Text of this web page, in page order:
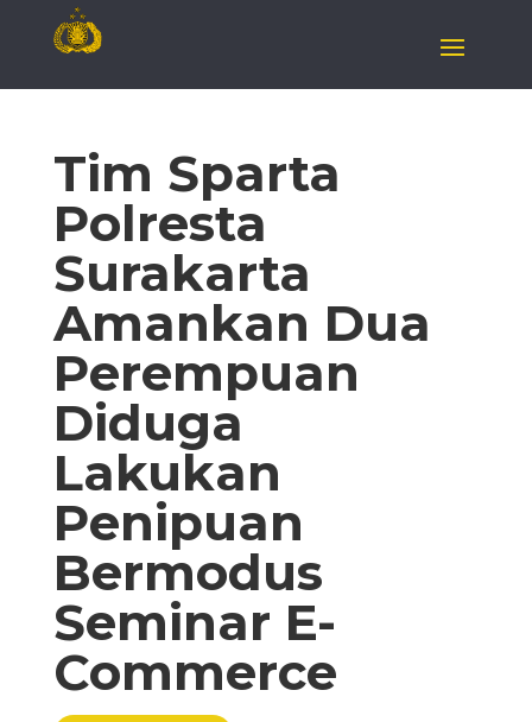
Tim Sparta
Polresta
Surakarta
Amankan Dua
Perempuan
Diduga
Lakukan
Penipuan
Bermodus
Seminar E-
Commerce